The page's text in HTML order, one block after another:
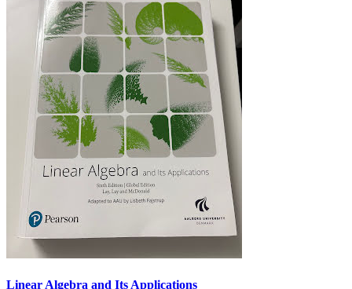
Linear Algebra and Its Applications